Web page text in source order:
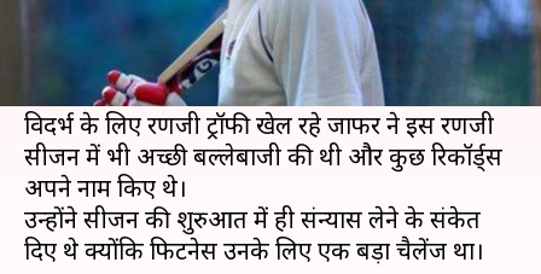
भारत के घरेलू क्रिकेट के सचिन कहे जाने वाले मुंबई के 42
वर्षीय बल्लेबाज वसीम जाफर ने क्रिकेट के सभी प्रारूपों को
अलविदा कह दिया है।
विदर्भ के लिए रणजी ट्रॉफी खेल रहे जाफर ने इस रणजी
सीजन में भी अच्छी बल्लेबाजी की थी और कुछ रिकॉर्ड्स
अपने नाम किए थे।
उन्होंने सीजन की शुरुआत में ही संन्यास लेने के संकेत